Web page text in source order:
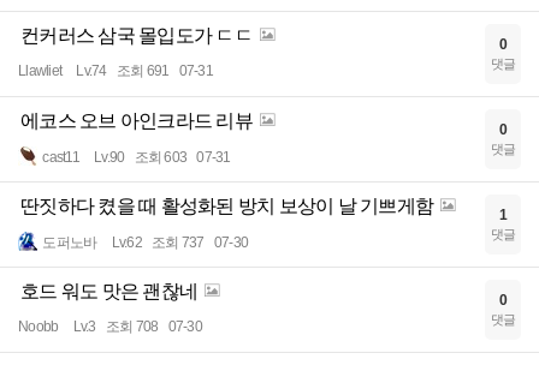
컨커러스 삼국 몰입도가 ㄷㄷ
Llawliet Lv.74 조회 691 07-31
0
댓글
에코스 오브 아인크라드 리뷰
cast11 Lv.90 조회 603 07-31
0
댓글
딴짓하다 켰을 때 활성화된 방치 보상이 날 기쁘게함
도퍼노바 Lv.62 조회 737 07-30
1
댓글
호드 워도 맛은 괜찮네
Noobb Lv.3 조회 708 07-30
0
댓글